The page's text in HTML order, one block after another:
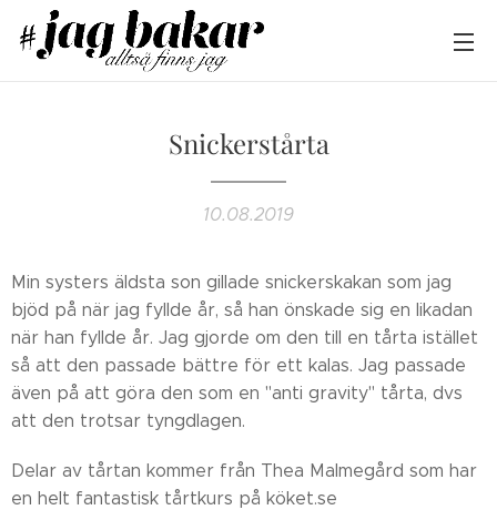
Snickerstårta
10.08.2019
Min systers äldsta son gillade snickerskakan som jag
bjöd på när jag fyllde år, så han önskade sig en likadan
när han fyllde år. Jag gjorde om den till en tårta istället
så att den passade bättre för ett kalas. Jag passade
även på att göra den som en "anti gravity" tårta, dvs
att den trotsar tyngdlagen.
Delar av tårtan kommer från Thea Malmegård som har
en helt fantastisk tårtkurs på köket.se